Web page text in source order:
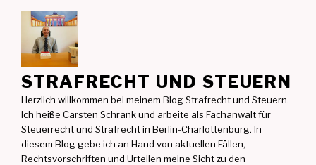
springen
STRAFRECHT UND STEUERN
Herzlich willkommen bei meinem Blog Strafrecht und Steuern.
Ich heiße Carsten Schrank und arbeite als Fachanwalt für
Steuerrecht und Strafrecht in Berlin-Charlottenburg. In
diesem Blog gebe ich an Hand von aktuellen Fällen,
Rechtsvorschriften und Urteilen meine Sicht zu den